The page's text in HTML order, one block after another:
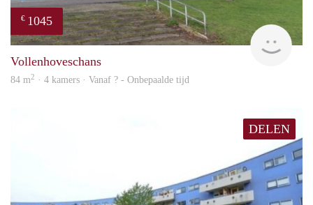
€ 1045
Vollenhoveschans
84 m2 · 4 kamers · Vanaf ? - Onbepaalde tijd
DELEN